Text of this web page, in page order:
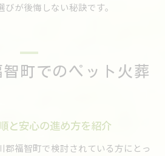
が後悔しない秘訣です。
町でのペット火葬
と安心の進め方を紹介
郡福智町で検討されている方にとっ